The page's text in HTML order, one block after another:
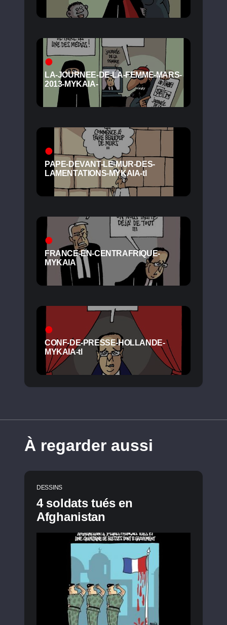
LA-JOURNEE-DE-LA-FEMME-MARS-
2013-MYKAIA-
PAPE-DEVANT-LE-MUR-DES-
LAMENTATIONS-MYKAIA-tl
FRANCE-EN-CENTRAFRIQUE-
MYKAIA
CONF-DE-PRESSE-HOLLANDE-
MYKAIA-tl
À regarder aussi
DESSINS
4 soldats tués en
Afghanistan